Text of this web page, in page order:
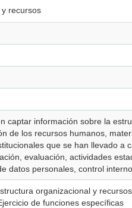
recursos
captar información sobre la
de los recursos humanos,
que se han llevado a
evaluación, actividades
datos personales, control
organizacional y recursos
de funciones específicas